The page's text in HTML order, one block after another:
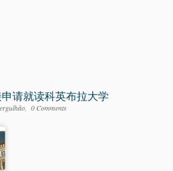
请就读科英布拉大学
0 Comments